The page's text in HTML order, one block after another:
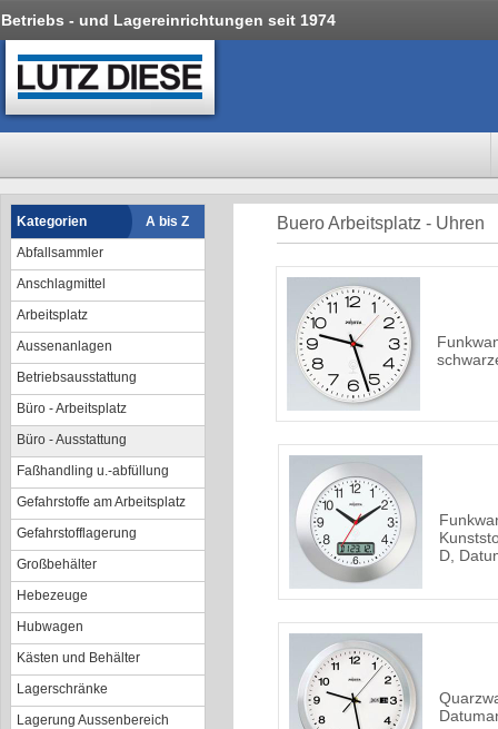
Betriebs - und Lagereinrichtungen seit 1974
Kategorien
A bis Z
Abfallsammler
Anschlagmittel
Arbeitsplatz
Aussenanlagen
Betriebsausstattung
Büro - Arbeitsplatz
Büro - Ausstattung
Faßhandling u.-abfüllung
Gefahrstoffe am Arbeitsplatz
Gefahrstofflagerung
Großbehälter
Hebezeuge
Hubwagen
Kästen und Behälter
Lagerschränke
Lagerung Aussenbereich
Buero Arbeitsplatz - Uhren
D,